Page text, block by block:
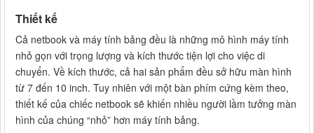
Thiết kế
Cả netbook và máy tính bảng đều là những mô hình máy tính
nhỏ gọn với trọng lượng và kích thước tiện lợi cho việc di
chuyển. Về kích thước, cả hai sản phẩm đều sở hữu màn hình
từ 7 đến 10 inch. Tuy nhiên với một bàn phím cứng kèm theo,
thiết kế của chiếc netbook sẽ khiến nhiều người lầm tưởng màn
hình của chúng “nhỏ” hơn máy tính bảng.